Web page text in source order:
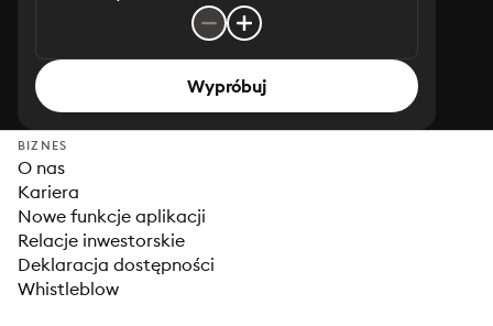
Wypróbuj
BIZNES
O nas
Kariera
Nowe funkcje aplikacji
Relacje inwestorskie
Deklaracja dostępności
Whistleblow